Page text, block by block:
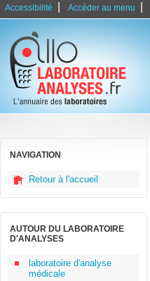
Accessibilité Accéder au menu
NAVIGATION
Retour à l'accueil
AUTOUR DU LABORATOIRE
D'ANALYSES
laboratoire d'analyse
médicale